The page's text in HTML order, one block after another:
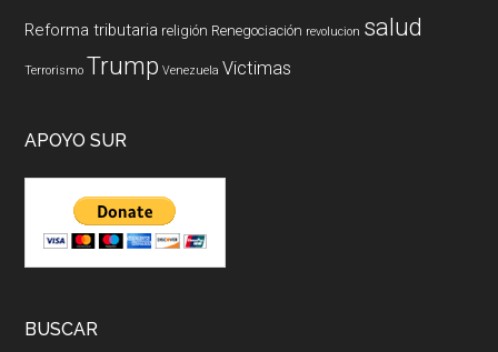
Reforma tributaria religión Renegociación revolucion salud
Terrorismo Trump Venezuela Victimas
APOYO SUR
BUSCAR